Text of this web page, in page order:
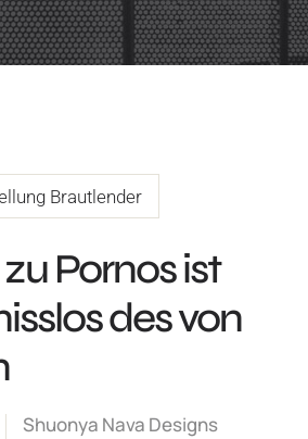
Brautlender
Pornos ist
des von
Shuonya Nava Designs